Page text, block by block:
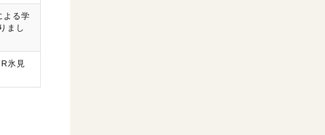
よる学
まし
氷見